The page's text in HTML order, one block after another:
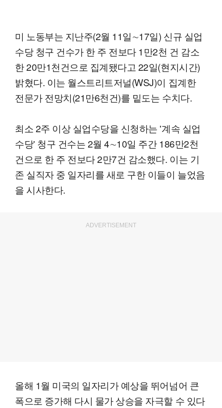
미 노동부는 지난주(2월 11일∼17일) 신규 실업
수당 청구 건수가 한 주 전보다 1만2천 건 감소
한 20만1천건으로 집계됐다고 22일(현지시간)
밝혔다. 이는 월스트리트저널(WSJ)이 집계한
전문가 전망치(21만6천건)를 밑도는 수치다.
최소 2주 이상 실업수당을 신청하는 '계속 실업
수당' 청구 건수는 2월 4∼10일 주간 186만2천
건으로 한 주 전보다 2만7건 감소했다. 이는 기
존 실직자 중 일자리를 새로 구한 이들이 늘었음
을 시사한다.
ADVERTISEMENT
올해 1월 미국의 일자리가 예상을 뛰어넘어 큰
폭으로 증가해 다시 물가 상승을 자극할 수 있다